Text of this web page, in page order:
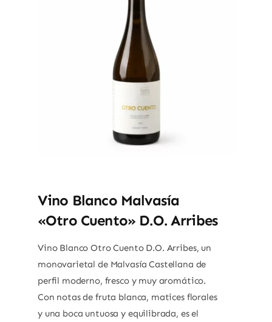
Vino Blanco Malvasía
«Otro Cuento» D.O. Arribes
Vino Blanco Otro Cuento D.O. Arribes, un
monovarietal de Malvasía Castellana de
perfil moderno, fresco y muy aromático.
Con notas de fruta blanca, matices florales
y una boca untuosa y equilibrada, es el